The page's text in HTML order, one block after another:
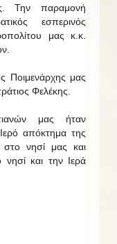
Την παραμονή
εσπερινός
μας κ.κ.
Ποιμενάρχης μας
Φελέκης.
μας ήταν
απόκτημα της
στο νησί μας και
νησί και την Ιερά